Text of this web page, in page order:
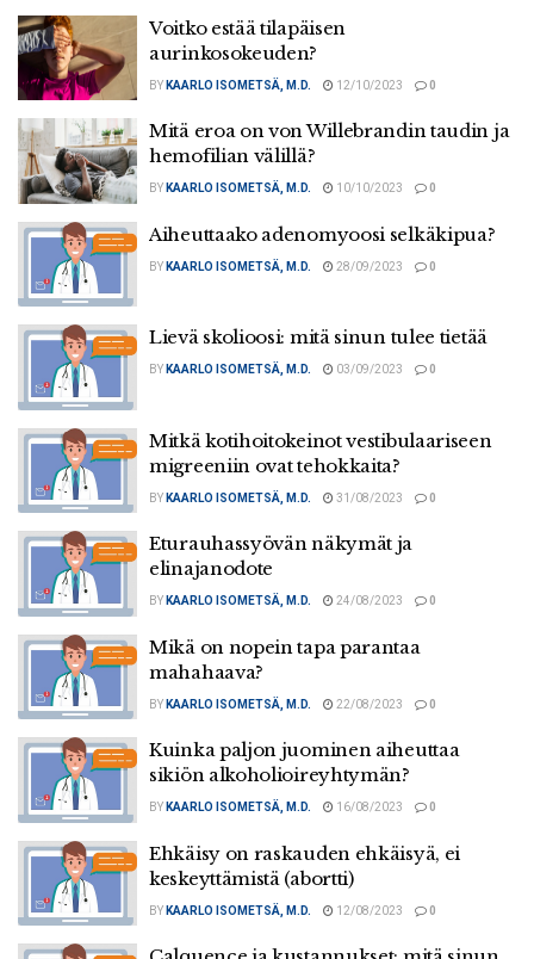
Voitko estää tilapäisen
aurinkosokeuden?
BY KAARLO ISOMETSÄ, M.D. 12/10/2023 0
Mitä eroa on von Willebrandin taudin ja
hemofilian välillä?
BY KAARLO ISOMETSÄ, M.D. 10/10/2023 0
Aiheuttaako adenomyoosi selkäkipua?
BY KAARLO ISOMETSÄ, M.D. 28/09/2023 0
Lievä skolioosi: mitä sinun tulee tietää
BY KAARLO ISOMETSÄ, M.D. 03/09/2023 0
Mitkä kotihoitokeinot vestibulaariseen
migreeniin ovat tehokkaita?
BY KAARLO ISOMETSÄ, M.D. 31/08/2023 0
Eturauhassyövän näkymät ja
elinajanodote
BY KAARLO ISOMETSÄ, M.D. 24/08/2023 0
Mikä on nopein tapa parantaa
mahahaava?
BY KAARLO ISOMETSÄ, M.D. 22/08/2023 0
Kuinka paljon juominen aiheuttaa
sikiön alkoholioireyhtymän?
BY KAARLO ISOMETSÄ, M.D. 16/08/2023 0
Ehkäisy on raskauden ehkäisyä, ei
keskeyttämistä (abortti)
BY KAARLO ISOMETSÄ, M.D. 12/08/2023 0